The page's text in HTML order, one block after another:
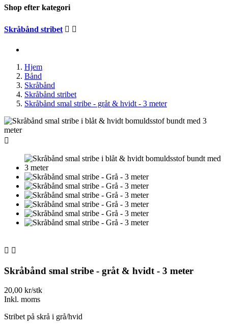
Shop efter kategori
Skråbånd stribet  
Hjem
Bånd
Skråbånd
Skråbånd stribet
Skråbånd smal stribe - gråt & hvidt - 3 meter

 
Skråbånd smal stribe - gråt & hvidt - 3 meter
20,00 kr/stk
Inkl. moms
Stribet på skrå i grå/hvid